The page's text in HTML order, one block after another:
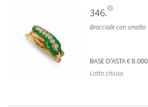
346
Bracciale con smalto
BASE D'ASTA€ 8.000
Lotto chiuso